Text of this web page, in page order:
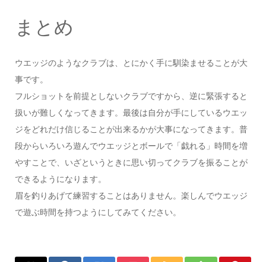
まとめ
ウエッジのようなクラブは、とにかく手に馴染ませることが大
事です。
フルショットを前提としないクラブですから、逆に緊張すると
扱いが難しくなってきます。最後は自分が手にしているウエッ
ジをどれだけ信じることが出来るかが大事になってきます。普
段からいろいろ遊んでウエッジとボールで「戯れる」時間を増
やすことで、いざというときに思い切ってクラブを振ることが
できるようになります。
眉を釣りあげて練習することはありません。楽しんでウエッジ
で遊ぶ時間を持つようにしてみてください。